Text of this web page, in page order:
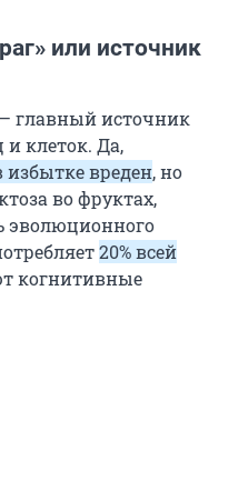
или источник
главный источник
клеток. Да,
вреден, но
во фруктах,
эволюционного
20% всей
когнитивные